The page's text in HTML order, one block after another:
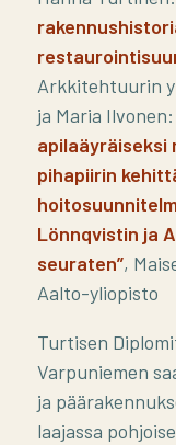
Arkkitehtuurin
ja Maria
apilaäyräiseksi
pihapiirin
Lönnqvistin ja
seuraten”,
Aalto-yliopisto
Turtisen
Varpuniemen
ja
laajassa